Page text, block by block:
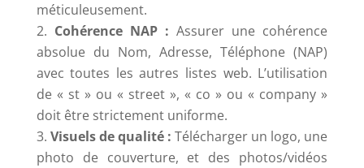
méticuleusement.
Cohérence NAP : Assurer une cohérence
absolue du Nom, Adresse, Téléphone (NAP)
avec toutes les autres listes web. L’utilisation
de « st » ou « street », « co » ou « company »
doit être strictement uniforme.
Visuels de qualité : Télécharger un logo, une
photo de couverture, et des photos/vidéos